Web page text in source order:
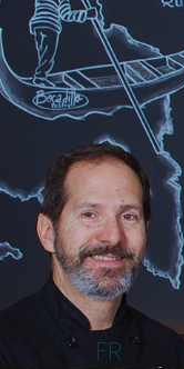
INICIO
NOSOTROS
MENÚ PLATEAU
EVENTOS
RESERVACIONES
COMENTARIOS
CONTACTO
FR